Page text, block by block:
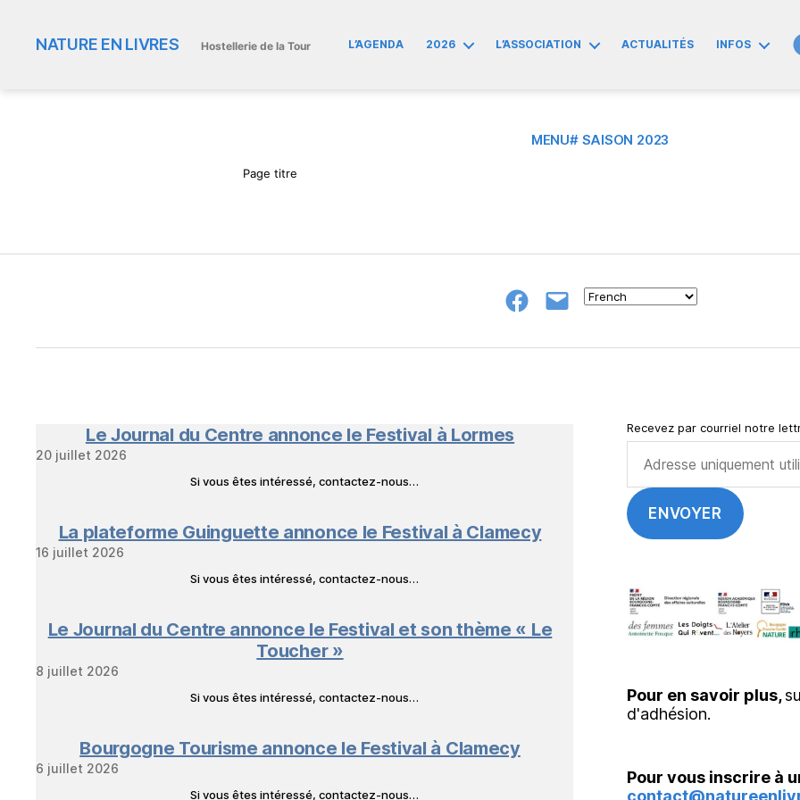
NATURE EN LIVRES Hostellerie de la Tour L’AGENDA 2026 L’ASSOCIATION ACTUALITÉS INFOS
MENU# SAISON 2023
Page titre
GroupeE-
Le Journal du Centre annonce le Festival à Lormes
20 juillet 2026
Si vous êtes intéressé, contactez-nous…
La plateforme Guinguette annonce le Festival à Clamecy
16 juillet 2026
Si vous êtes intéressé, contactez-nous…
Le Journal du Centre annonce le Festival et son thème « Le
Toucher »
8 juillet 2026
Si vous êtes intéressé, contactez-nous…
Bourgogne Tourisme annonce le Festival à Clamecy
6 juillet 2026
Si vous êtes intéressé, contactez-nous…
Recevez par courriel notre
Pour en savoir plus,
d'adhésion.
Pour vous inscrire à